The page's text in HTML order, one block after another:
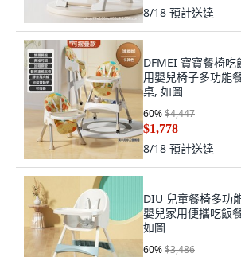
8/18 預計送達
DFMEI 寶寶餐椅吃
用嬰兒椅子多功能
桌, 如圖
60%$4,447
$1,778
8/18 預計送達
DIU 兒童餐椅多功
嬰兒家用便攜吃飯
如圖
60%$3,486